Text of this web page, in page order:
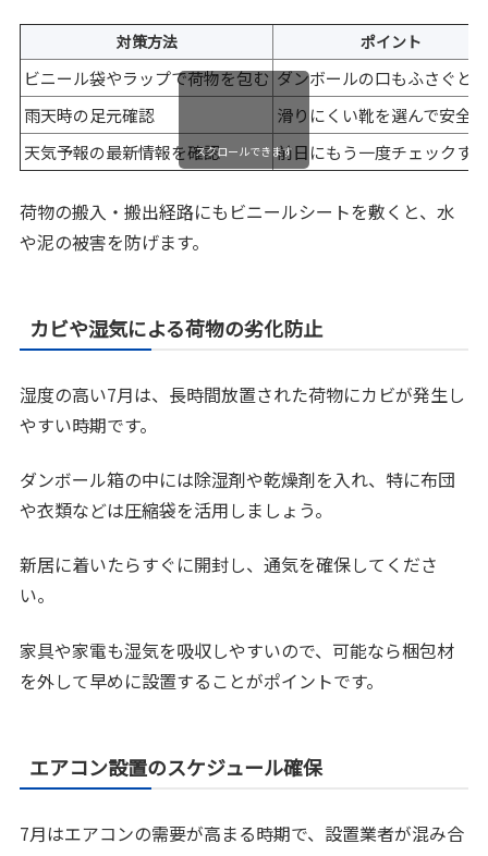
対策方法 ポイント
ビニール袋やラップで荷物を包む ダンボールの口もふさぐと
雨天時の足元確認
滑りにくい靴を選んで安全
天気予報の最新情報を確認
前日にもう一度チェックす
スクロールできます
荷物の搬入・搬出経路にもビニールシートを敷くと、水
や泥の被害を防げます。
カビや湿気による荷物の劣化防止
湿度の高い7月は、長時間放置された荷物にカビが発生し
やすい時期です。
ダンボール箱の中には除湿剤や乾燥剤を入れ、特に布団
や衣類などは圧縮袋を活用しましょう。
新居に着いたらすぐに開封し、通気を確保してくださ
い。
家具や家電も湿気を吸収しやすいので、可能なら梱包材
を外して早めに設置することがポイントです。
エアコン設置のスケジュール確保
7月はエアコンの需要が高まる時期で、設置業者が混み合